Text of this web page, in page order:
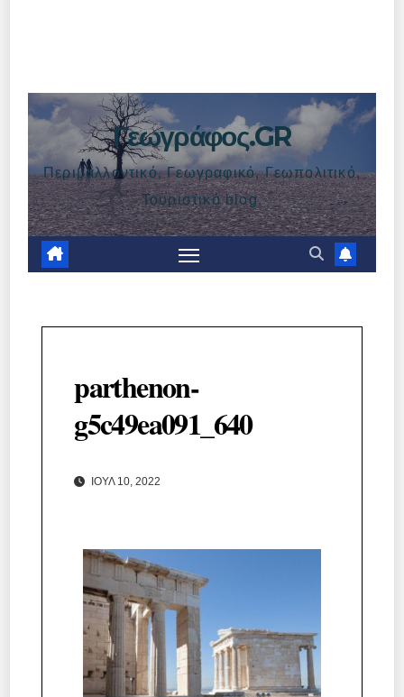
Γεωγράφος.GR
Περιβαλλοντικό, Γεωγραφικό, Γεωπολιτικό,
Τουριστικό blog.
parthenon-
g5c49ea091_640
ΙΟΎΛ 10, 2022